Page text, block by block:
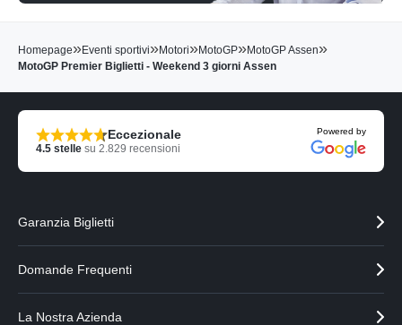
Homepage»Eventi sportivi»Motori»MotoGP»MotoGP Assen»
MotoGP Premier Biglietti - Weekend 3 giorni Assen
Eccezionale
4.5 stelle su 2.829 recensioni
Powered by
Garanzia Biglietti
Domande Frequenti
La Nostra Azienda